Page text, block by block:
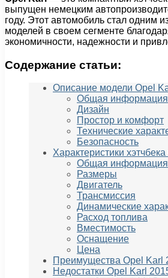
выпущен немецким
году. Этот автомобиль стал одним
моделей в своем сегменте
экономичности, надежности и
Содержание статьи:
Описание модели Opel
Общая информация
Дизайн
Простор и комфорт
Технические
Безопасность
Характеристики
Общая информация
Размеры
Двигатель
Трансмиссия
Динамические
Расход топлива
Вместимость
Оснащение
Цена
Преимущества Opel Karl
Недостатки Opel Karl